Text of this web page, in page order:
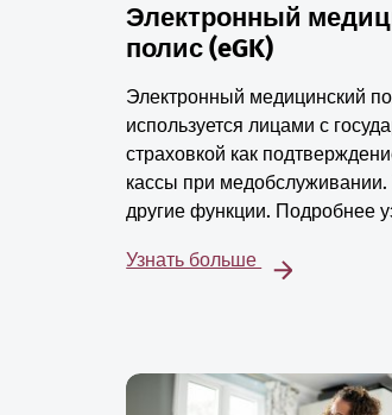
Электронный
полис (eGK)
Электронный медицинский
используется лицами с
страховкой как
кассы при медобслуживании.
другие функции. Подробнее
Узнать больше